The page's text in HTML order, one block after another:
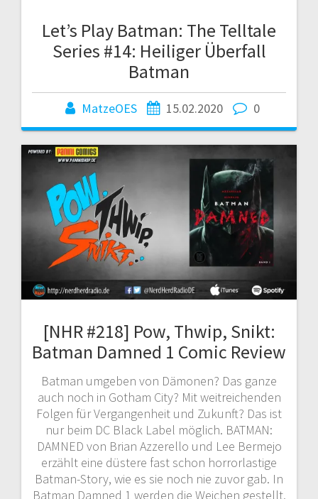
Let’s Play Batman: The Telltale
Series #14: Heiliger Überfall
Batman
MatzeOES 15.02.2020 0
[NHR #218] Pow, Thwip, Snikt:
Batman Damned 1 Comic Review
Batman umgeben von Dämonen? Das ganze
auch noch in Gotham City? Mit weitreichenden
Folgen für Vergangenheit und Zukunft? Das ist
nur beim DC Black Label möglich. BATMAN:
DAMNED von Brian Azzerello und Lee Bermejo
erzählt eine düstere fast schon horrorlastige
Batman-Story, wie es sie noch nie zuvor gab. In
Batman Damned 1 werden die Weichen gestellt,